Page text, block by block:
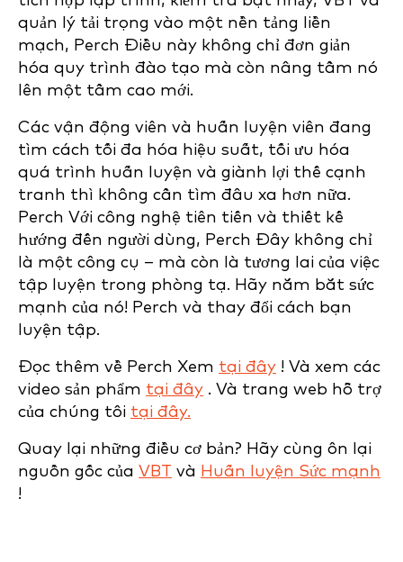
quản lý tải trọng vào một nền tảng liền
mạch, Perch Điều này không chỉ đơn giản
hóa quy trình đào tạo mà còn nâng tầm nó
lên một tầm cao mới.
Các vận động viên và huấn luyện viên đang
tìm cách tối đa hóa hiệu suất, tối ưu hóa
quá trình huấn luyện và giành lợi thế cạnh
tranh thì không cần tìm đâu xa hơn nữa.
Perch Với công nghệ tiên tiến và thiết kế
hướng đến người dùng, Perch Đây không chỉ
là một công cụ – mà còn là tương lai của việc
tập luyện trong phòng tạ. Hãy nắm bắt sức
mạnh của nó! Perch và thay đổi cách bạn
luyện tập.
Đọc thêm về Perch Xem tại đây ! Và xem các
video sản phẩm tại đây . Và trang web hỗ trợ
của chúng tôi tại đây.
Quay lại những điều cơ bản? Hãy cùng ôn lại
nguồn gốc của VBT và Huấn luyện Sức mạnh
!